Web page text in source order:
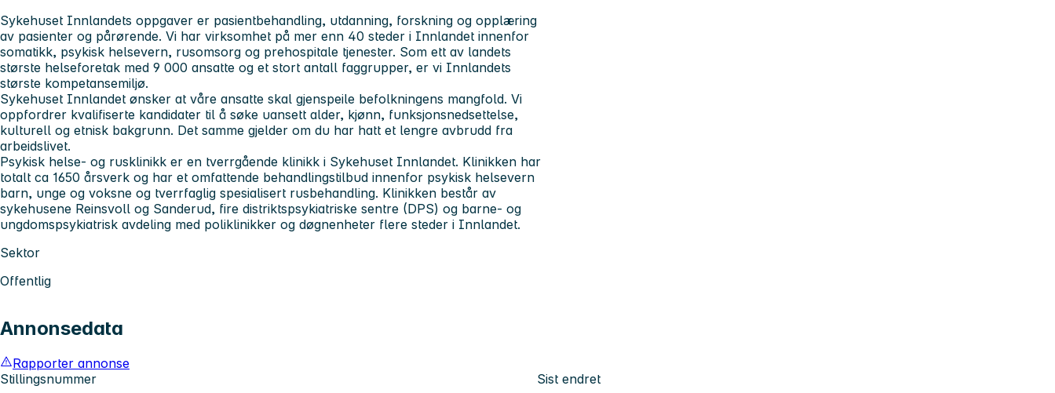
Sykehuset Innlandets oppgaver er pasientbehandling, utdanning, forskning og opplæring
av pasienter og pårørende. Vi har virksomhet på mer enn 40 steder i Innlandet innenfor
somatikk, psykisk helsevern, rusomsorg og prehospitale tjenester. Som ett av landets
største helseforetak med 9 000 ansatte og et stort antall faggrupper, er vi Innlandets
største kompetansemiljø.
Sykehuset Innlandet ønsker at våre ansatte skal gjenspeile befolkningens mangfold. Vi
oppfordrer kvalifiserte kandidater til å søke uansett alder, kjønn, funksjonsnedsettelse,
kulturell og etnisk bakgrunn. Det samme gjelder om du har hatt et lengre avbrudd fra
arbeidslivet.
Psykisk helse- og rusklinikk er en tverrgående klinikk i Sykehuset Innlandet. Klinikken har
totalt ca 1650 årsverk og har et omfattende behandlingstilbud innenfor psykisk helsevern
barn, unge og voksne og tverrfaglig spesialisert rusbehandling. Klinikken består av
sykehusene Reinsvoll og Sanderud, fire distriktspsykiatriske sentre (DPS) og barne- og
ungdomspsykiatrisk avdeling med poliklinikker og døgnenheter flere steder i Innlandet.
Sektor
Offentlig
Annonsedata
Rapporter annonse
Stillingsnummer
Sist endret